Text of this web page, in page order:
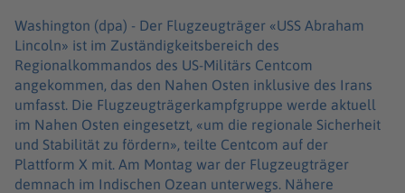
Washington (dpa) - Der Flugzeugträger «USS Abraham
Lincoln» ist im Zuständigkeitsbereich des
Regionalkommandos des US-Militärs Centcom
angekommen, das den Nahen Osten inklusive des Irans
umfasst. Die Flugzeugträgerkampfgruppe werde aktuell
im Nahen Osten eingesetzt, «um die regionale Sicherheit
und Stabilität zu fördern», teilte Centcom auf der
Plattform X mit. Am Montag war der Flugzeugträger
demnach im Indischen Ozean unterwegs. Nähere